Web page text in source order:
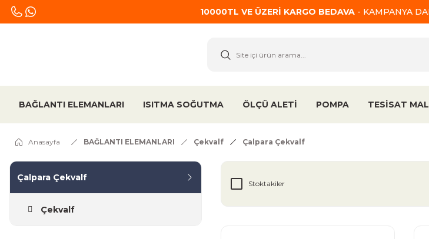
10000TL VE ÜZERİ KARGO BEDAVA - KAMPANYA
BAĞLANTI ELEMANLARI ISITMA SOĞUTMA ÖLÇÜ ALETİ POMPA TESİSAT
Anasayfa BAĞLANTI ELEMANLARI Çekvalf Çalpara Çekvalf
Çalpara Çekvalf
Çekvalf
Stoktakiler